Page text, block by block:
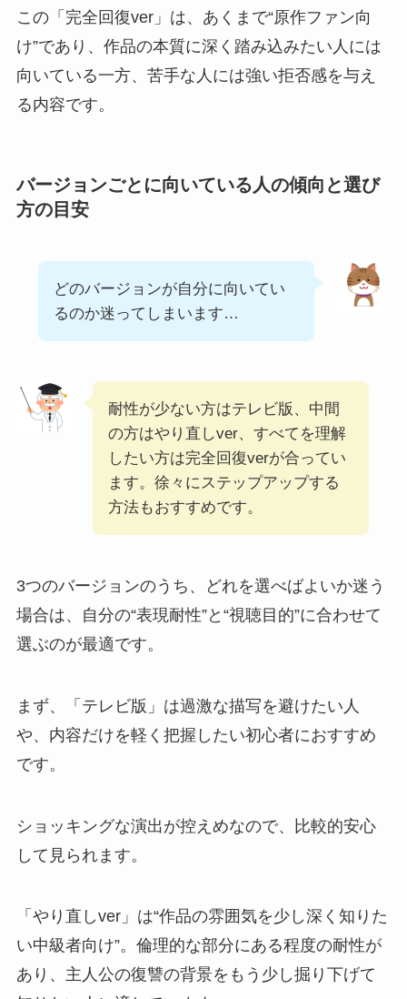
この「完全回復ver」は、あくまで“原作ファン向
け”であり、作品の本質に深く踏み込みたい人には
向いている一方、苦手な人には強い拒否感を与え
る内容です。
バージョンごとに向いている人の傾向と選び
方の目安
どのバージョンが自分に向いてい
るのか迷ってしまいます…
耐性が少ない方はテレビ版、中間
の方はやり直しver、すべてを理解
したい方は完全回復verが合ってい
ます。徐々にステップアップする
方法もおすすめです。
3つのバージョンのうち、どれを選べばよいか迷う
場合は、自分の“表現耐性”と“視聴目的”に合わせて
選ぶのが最適です。
まず、「テレビ版」は過激な描写を避けたい人
や、内容だけを軽く把握したい初心者におすすめ
です。
ショッキングな演出が控えめなので、比較的安心
して見られます。
「やり直しver」は“作品の雰囲気を少し深く知りた
い中級者向け”。倫理的な部分にある程度の耐性が
あり、主人公の復讐の背景をもう少し掘り下げて